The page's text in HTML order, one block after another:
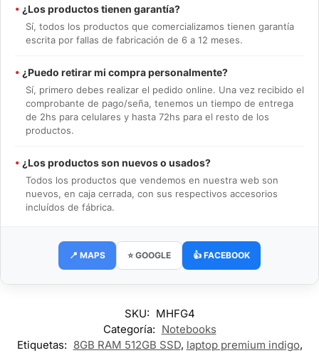
• ¿Los productos tienen garantía?
Sí, todos los productos que comercializamos tienen garantía
escrita por fallas de fabricación de 6 a 12 meses.
• ¿Puedo retirar mi compra personalmente?
Sí, primero debes realizar el pedido online. Una vez recibido el
comprobante de pago/seña, tenemos un tiempo de entrega
de 2hs para celulares y hasta 72hs para el resto de los
productos.
• ¿Los productos son nuevos o usados?
Todos los productos que vendemos en nuestra web son
nuevos, en caja cerrada, con sus respectivos accesorios
incluídos de fábrica.
📍 MAPS ⭐ GOOGLE 👍 FACEBOOK
SKU: MHFG4
Categoría: Notebooks
Etiquetas: 8GB RAM 512GB SSD, laptop premium indigo,